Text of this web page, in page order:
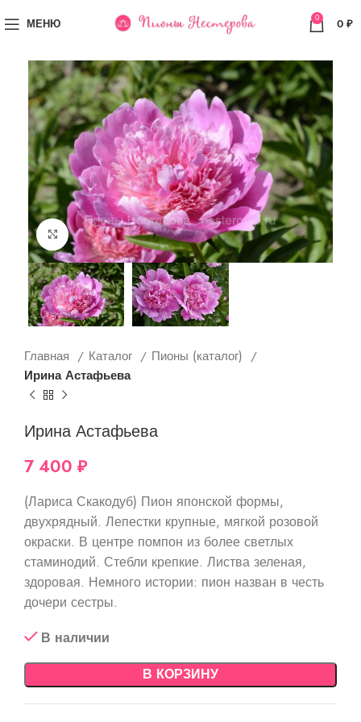
МЕНЮ 0 0 ₽
Увеличить
Главная Каталог
Пионы (каталог)
Ирина Астафьева
Ирина Астафьева
7 400 ₽
(Лариса Скакодуб) Пион японской формы,
двухрядный. Лепестки крупные, мягкой розовой
окраски. В центре помпон из более светлых
стаминодий. Стебли крепкие. Листва зеленая,
здоровая. Немного истории: пион назван в честь
дочери сестры.
В наличии
В КОРЗИНУ